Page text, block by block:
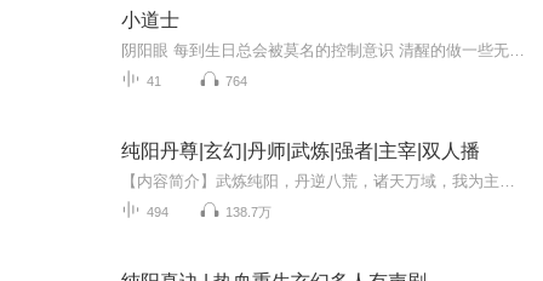
小道士
41 764
纯阳丹尊|玄幻|丹师|武炼|强者|主宰|双人播
494 138.7万